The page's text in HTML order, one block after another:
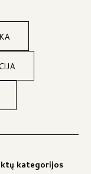
kategorijos